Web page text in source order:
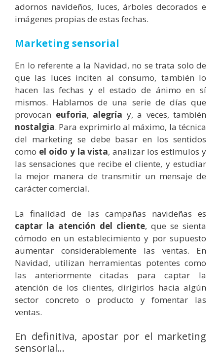
adornos navideños, luces, árboles decorados e
imágenes propias de estas fechas.
Marketing sensorial
En lo referente a la Navidad, no se trata solo de
que las luces inciten al consumo, también lo
hacen las fechas y el estado de ánimo en sí
mismos. Hablamos de una serie de días que
provocan euforia, alegría y, a veces, también
nostalgia. Para exprimirlo al máximo, la técnica
del marketing se debe basar en los sentidos
como el oído y la vista, analizar los estímulos y
las sensaciones que recibe el cliente, y estudiar
la mejor manera de transmitir un mensaje de
carácter comercial.
La finalidad de las campañas navideñas es
captar la atención del cliente, que se sienta
cómodo en un establecimiento y por supuesto
aumentar considerablemente las ventas. En
Navidad, utilizan herramientas potentes como
las anteriormente citadas para captar la
atención de los clientes, dirigirlos hacia algún
sector concreto o producto y fomentar las
ventas.
En definitiva, apostar por el marketing
sensorial…